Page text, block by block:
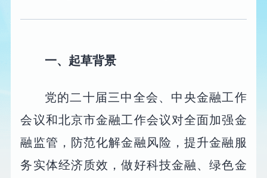
一、起草背景
党的二十届三中全会、中央金融工作
会议和北京市金融工作会议对全面加强金
融监管，防范化解金融风险，提升金融服
务实体经济质效，做好科技金融、绿色金